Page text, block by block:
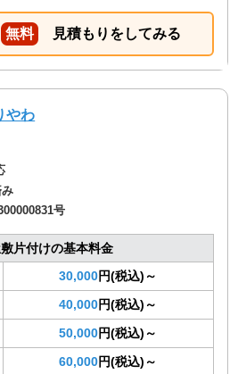
無料 見積もりをしてみる
やわ
号
片付けの基本料金
30,000円(税込)～
40,000円(税込)～
50,000円(税込)～
60,000円(税込)～